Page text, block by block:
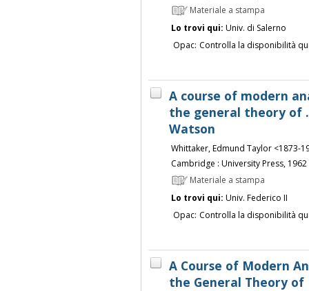
Materiale a stampa
Lo trovi qui: Univ. di Salerno
Opac: Controlla la disponibilità
A course of modern
the general theory of
Watson
Whittaker, Edmund Taylor <1873-
Cambridge : University Press, 1962
Materiale a stampa
Lo trovi qui: Univ. Federico II
Opac: Controlla la disponibilità
A Course of Modern
the General Theory